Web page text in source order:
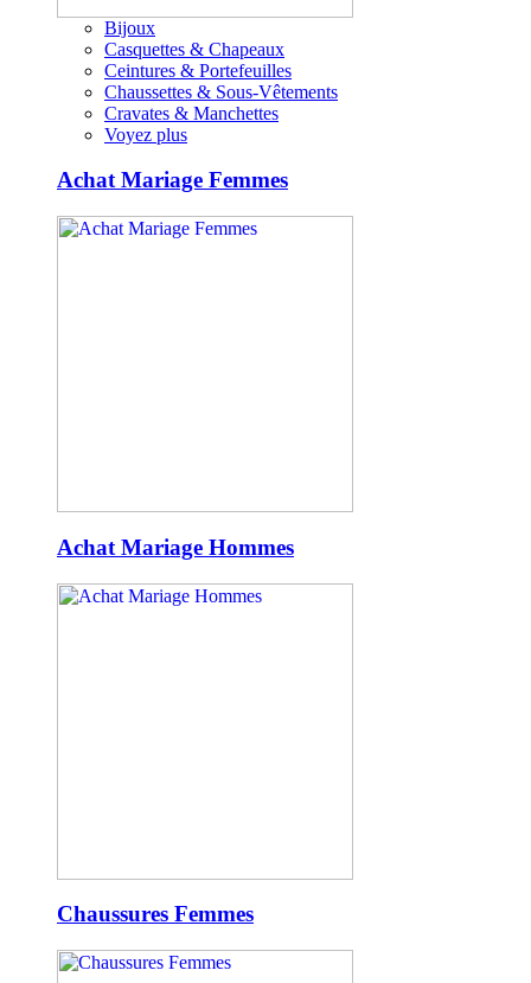
Bijoux
Casquettes & Chapeaux
Ceintures & Portefeuilles
Chaussettes & Sous-Vêtements
Cravates & Manchettes
Voyez plus
Achat Mariage Femmes
Achat Mariage Hommes
Chaussures Femmes